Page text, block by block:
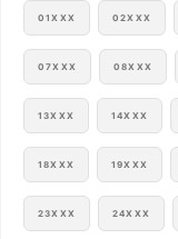
01XXX 02XXX
07XXX 08XXX
13XXX 14XXX
18XXX 19XXX
23XXX 24XXX